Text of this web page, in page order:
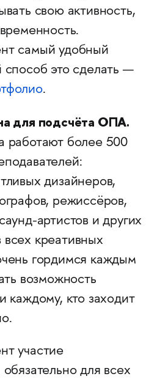
свою активность,
самый удобный
способ это сделать —
.
для подсчёта ОПА.
работают более 500
дизайнеров,
режиссёров,
артистов и других
креативных
гордимся каждым
возможность
каждому, кто заходит
участие
для всех